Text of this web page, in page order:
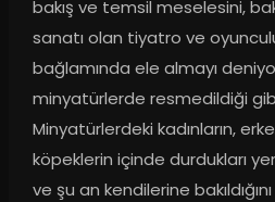
bakış ve temsil meselesini,
sanatı olan tiyatro ve
bağlamında ele almayı
minyatürlerde resmedildiği
Minyatürlerdeki kadınların,
köpeklerin içinde durdukları
ve şu an kendilerine